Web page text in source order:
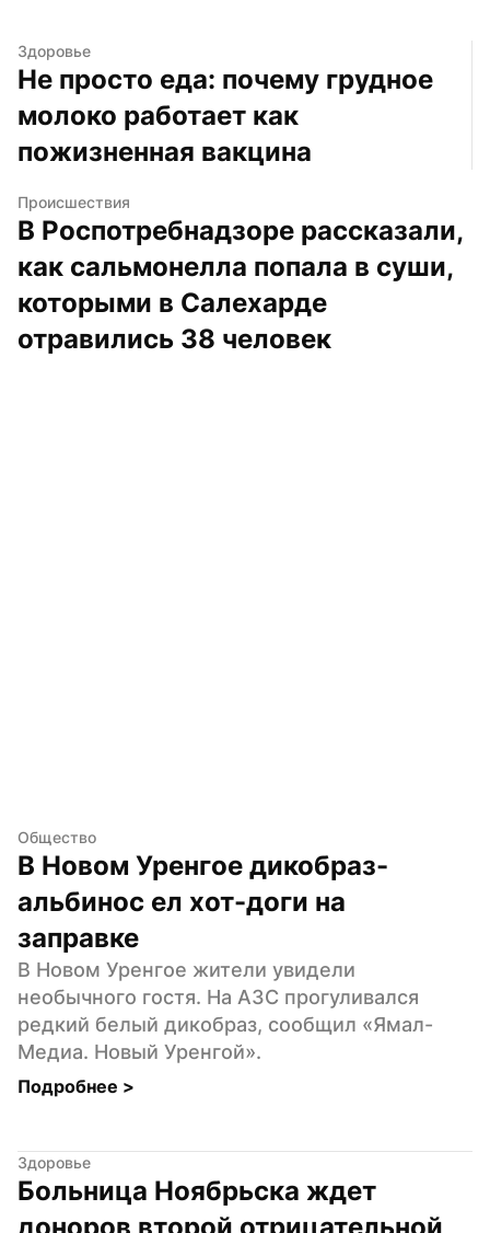
Здоровье
Не просто еда: почему грудное
молоко работает как
пожизненная вакцина
Происшествия
В Роспотребнадзоре рассказали,
как сальмонелла попала в суши,
которыми в Салехарде
отравились 38 человек
Общество
В Новом Уренгое дикобраз-
альбинос ел хот-доги на
заправке
В Новом Уренгое жители увидели
необычного гостя. На АЗС прогуливался
редкий белый дикобраз, сообщил «Ямал-
Медиа. Новый Уренгой».
Подробнее >
Здоровье
Больница Ноябрьска ждет